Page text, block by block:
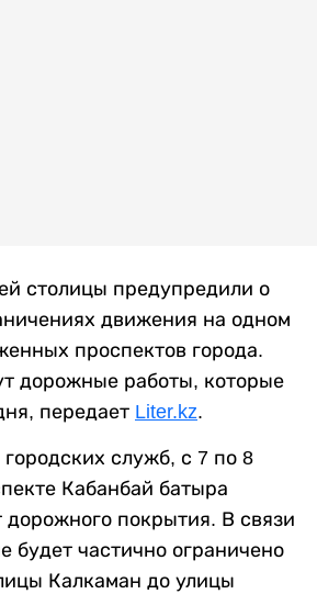
столицы предупредили о
движения на одном
проспектов города.
дорожные работы, которые
передает Liter.kz.
служб, с 7 по 8
Кабанбай батыра
дорожного покрытия. В связи
будет частично ограничено
Калкаман до улицы